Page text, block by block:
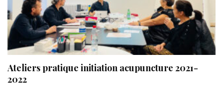
Ateliers pratique initiation acupuncture 2021-
2022